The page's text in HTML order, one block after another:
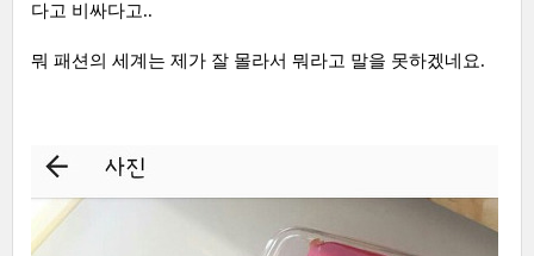
다고 비싸다고..
뭐 패션의 세계는 제가 잘 몰라서 뭐라고 말을 못하겠네요.